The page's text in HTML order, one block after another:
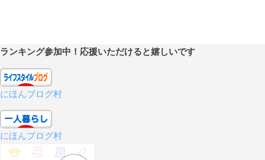
ランキング参加中！応援いただけると嬉しいです
にほんブログ村
にほんブログ村